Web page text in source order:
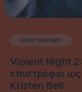
Entertainment
Violent Night
επιστρέφει
Kristen Bell